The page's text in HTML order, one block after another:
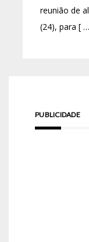
reunião de
(24), para [
PUBLICIDADE